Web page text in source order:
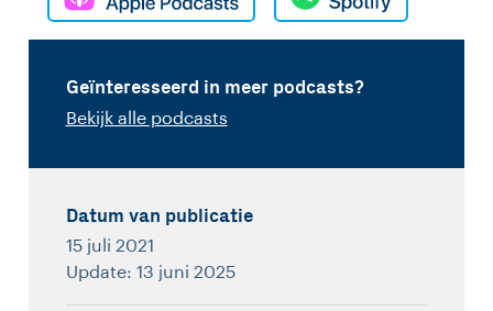
Geïnteresseerd in meer podcasts?
Bekijk alle podcasts
Datum van publicatie
15 juli 2021
Update: 13 juni 2025